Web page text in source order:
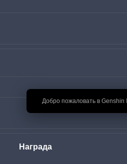
🎉 Добро пожаловать в
Награда